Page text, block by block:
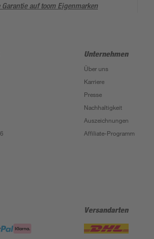
Garantie auf toom Eigenmarken
Unternehmen
Über uns
Karriere
Presse
Nachhaltigkeit
Auszeichnungen
Affiliate-Programm
Versandarten